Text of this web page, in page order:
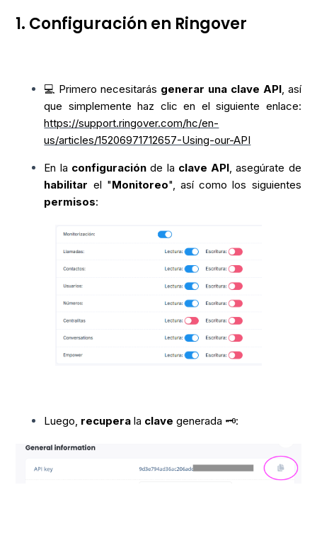
1. Configuración en Ringover
💻 Primero necesitarás generar una clave API, así
que simplemente haz clic en el siguiente enlace:
https://support.ringover.com/hc/en-
us/articles/15206971712657-Using-our-API
En la configuraciónde la clave API , asegúrate de
habilitar el "Monitoreo", así como los siguientes
permisos:
Luego, recupera la clave generada 🗝️: